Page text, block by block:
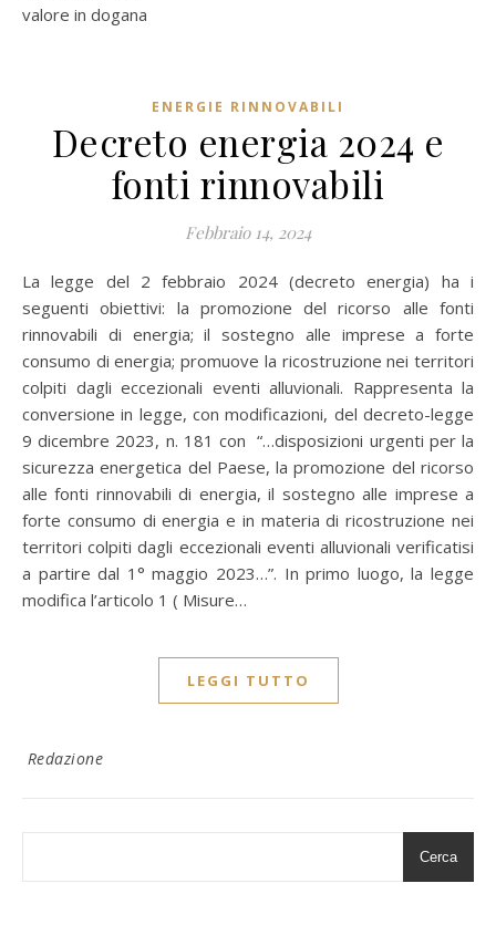
valore in dogana
ENERGIE RINNOVABILI
Decreto energia 2024 e
fonti rinnovabili
Febbraio 14, 2024
La legge del 2 febbraio 2024 (decreto energia) ha i
seguenti obiettivi: la promozione del ricorso alle fonti
rinnovabili di energia; il sostegno alle imprese a forte
consumo di energia; promuove la ricostruzione nei territori
colpiti dagli eccezionali eventi alluvionali. Rappresenta la
conversione in legge, con modificazioni, del decreto-legge
9 dicembre 2023, n. 181 con “…disposizioni urgenti per la
sicurezza energetica del Paese, la promozione del ricorso
alle fonti rinnovabili di energia, il sostegno alle imprese a
forte consumo di energia e in materia di ricostruzione nei
territori colpiti dagli eccezionali eventi alluvionali verificatisi
a partire dal 1° maggio 2023…”. In primo luogo, la legge
modifica l’articolo 1 ( Misure…
LEGGI TUTTO
Redazione
Cerca